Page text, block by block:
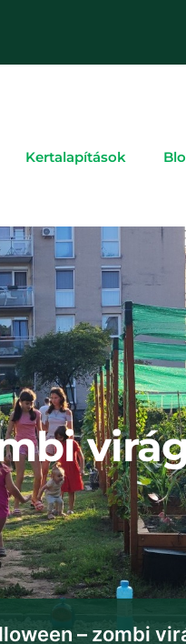
Kertalapítások
– zombi